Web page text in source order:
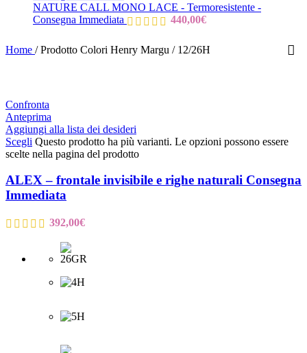
NATURE CALL MONO LACE - Termoresistente -
Consegna Immediata
440,00€
Home / Prodotto Colori Henry Margu / 12/26H
Confronta
Anteprima
Aggiungi alla lista dei desideri
Scegli Questo prodotto ha più varianti. Le opzioni possono essere
scelte nella pagina del prodotto
ALEX – frontale invisibile e righe naturali Consegna
Immediata
392,00€